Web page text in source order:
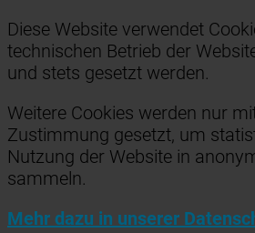
Diese Website verwendet
technischen Betrieb der
und stets gesetzt werden.
Weitere Cookies werden nur
Zustimmung gesetzt, um
Nutzung der Website in
sammeln.
Mehr dazu in unserer